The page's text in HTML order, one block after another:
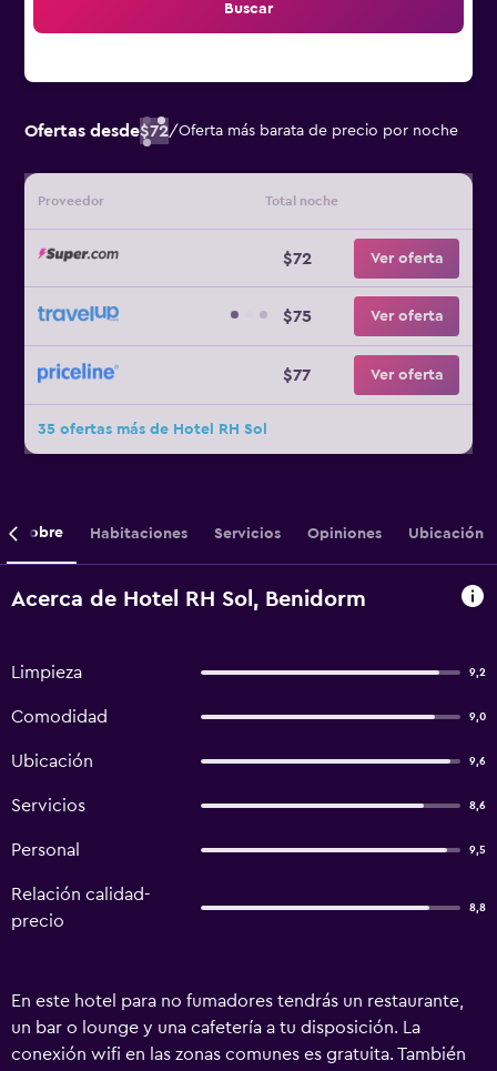
Buscar
Ofertas desde$72/Oferta más barata de precio por noche
Proveedor Total noche
$72 Ver oferta
$75 Ver oferta
$77 Ver oferta
35 ofertas más de Hotel RH Sol
Sobre Habitaciones Servicios Opiniones Ubicación
Acerca de Hotel RH Sol, Benidorm
Limpieza 9,2
Comodidad 9,0
Ubicación 9,6
Servicios 8,6
Personal 9,5
Relación calidad-
precio
8,8
En este hotel para no fumadores tendrás un restaurante,
un bar o lounge y una cafetería a tu disposición. La
conexión wifi en las zonas comunes es gratuita. También